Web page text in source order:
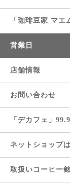
「珈琲豆家 マエ
営業日
店舗情報
お問い合わせ
「デカフェ」
ネットショップ
取扱いコーヒー